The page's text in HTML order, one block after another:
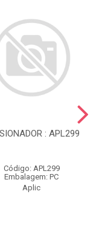
: APL299
Código: APL299
Embalagem: PC
Aplic